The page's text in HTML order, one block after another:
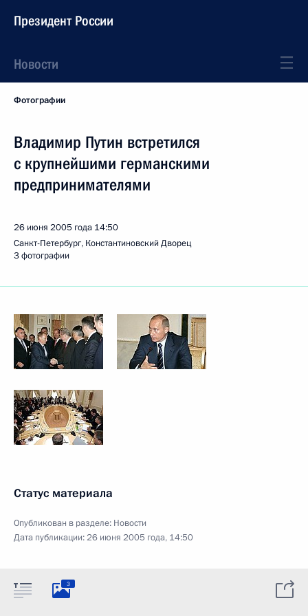
Президент России
Новости
Фотографии
Владимир Путин встретился
с крупнейшими германскими
предпринимателями
26 июня 2005 года 14:50
Санкт-Петербург, Константиновский Дворец
3 фотографии
Статус материала
Опубликован в разделе: Новости
Дата публикации:26 июня 2005 года, 14:50
3